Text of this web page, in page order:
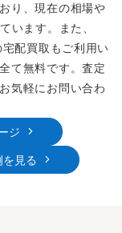
り、現在の相場や
います。また、
配買取もご利用い
て無料です。査定
気軽にお問い合わ
ジ
見る